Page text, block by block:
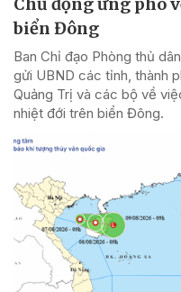
Chủ động ứng phó
biển Đông
Ban Chỉ đạo Phòng thủ
gửi UBND các tỉnh, thành
Quảng Trị và các bộ về
nhiệt đới trên biển Đông.